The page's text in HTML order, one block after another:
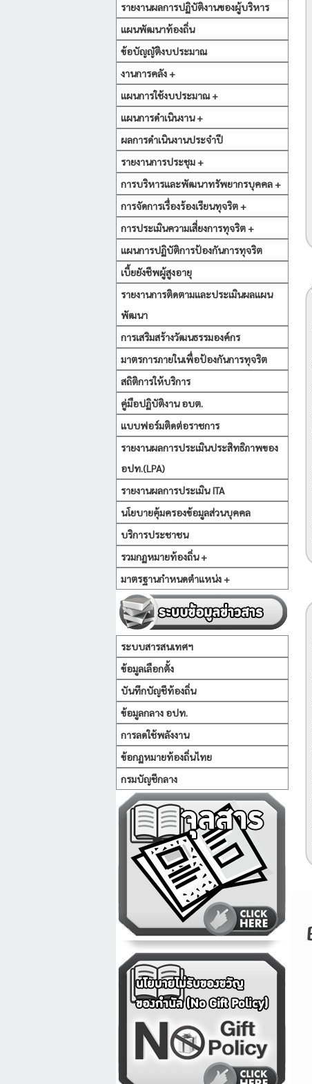
รายงานผลการปฏิบัติงานของผู้บริหาร
แผนพัฒนาท้องถิ่น
ข้อบัญญัติงบประมาณ
งานการคลัง +
แผนการใช้งบประมาณ +
แผนการดำเนินงาน +
ผลการดำเนินงานประจำปี
รายงานการประชุม +
การบริหารและพัฒนาทรัพยากรบุคคล +
การจัดการเรื่องร้องเรียนทุจริต +
การประเมินความเสี่ยงการทุจริต +
แผนการปฏิบัติการป้องกันการทุจริต
เบี้ยยังชีพผู้สูงอายุ
รายงานการติดตามและประเมินผลแผน
พัฒนา
การเสริมสร้างวัฒนธรรมองค์กร
มาตรการภายในเพื่อป้องกันการทุจริต
สถิติการให้บริการ
คู่มือปฏิบัติงาน อบต.
แบบฟอร์มติดต่อราชการ
รายงานผลการประเมินประสิทธิภาพของ
อปท.(LPA)
รายงานผลการประเมิน ITA
นโยบายคุ้มครองข้อมูลส่วนบุคคล
บริการประชาชน
รวมกฏหมายท้องถิ่น +
มาตรฐานกำหนดตำแหน่ง +
ระบบสารสนเทศฯ
ข้อมูลเลือกตั้ง
บันทึกบัญชีท้องถิ่น
ข้อมูลกลาง อปท.
การลดใช้พลังงาน
ข้อกฏหมายท้องถิ่นไทย
กรมบัญชีกลาง